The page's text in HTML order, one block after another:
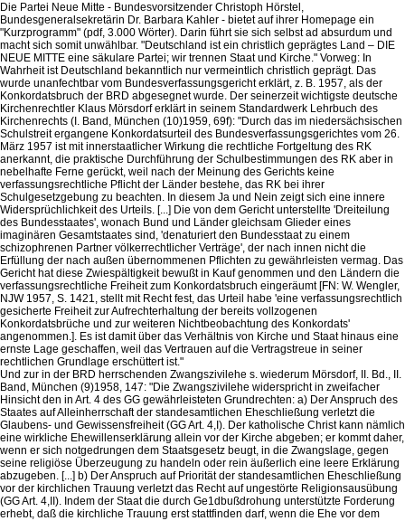
Die Partei Neue Mitte - Bundesvorsitzender Christoph Hörstel,
Bundesgeneralsekretärin Dr. Barbara Kahler - bietet auf ihrer Homepage ein
"Kurzprogramm" (pdf, 3.000 Wörter). Darin führt sie sich selbst ad absurdum und
macht sich somit unwählbar. "Deutschland ist ein christlich geprägtes Land – DIE
NEUE MITTE eine säkulare Partei; wir trennen Staat und Kirche." Vorweg: In
Wahrheit ist Deutschland bekanntlich nur vermeintlich christlich geprägt. Das
wurde unanfechtbar vom Bundesverfassungsgericht erklärt, z. B. 1957, als der
Konkordatsbruch der BRD abgesegnet wurde. Der seinerzeit wichtigste deutsche
Kirchenrechtler Klaus Mörsdorf erklärt in seinem Standardwerk Lehrbuch des
Kirchenrechts (I. Band, München (10)1959, 69f): "Durch das im niedersächsischen
Schulstreit ergangene Konkordatsurteil des Bundesverfassungsgerichtes vom 26.
März 1957 ist mit innerstaatlicher Wirkung die rechtliche Fortgeltung des RK
anerkannt, die praktische Durchführung der Schulbestimmungen des RK aber in
nebelhafte Ferne gerückt, weil nach der Meinung des Gerichts keine
verfassungsrechtliche Pflicht der Länder bestehe, das RK bei ihrer
Schulgesetzgebung zu beachten. In diesem Ja und Nein zeigt sich eine innere
Widersprüchlichkeit des Urteils. [...] Die von dem Gericht unterstellte 'Dreiteilung
des Bundesstaates', wonach Bund und Länder gleichsam Glieder eines
imaginären Gesamtstaates sind, 'denaturiert den Bundesstaat zu einem
schizophrenen Partner völkerrechtlicher Verträge', der nach innen nicht die
Erfüllung der nach außen übernommenen Pflichten zu gewährleisten vermag. Das
Gericht hat diese Zwiespältigkeit bewußt in Kauf genommen und den Ländern die
verfassungsrechtliche Freiheit zum Konkordatsbruch eingeräumt [FN: W. Wengler,
NJW 1957, S. 1421, stellt mit Recht fest, das Urteil habe 'eine verfassungsrechtlich
gesicherte Freiheit zur Aufrechterhaltung der bereits vollzogenen
Konkordatsbrüche und zur weiteren Nichtbeobachtung des Konkordats'
angenommen.]. Es ist damit über das Verhältnis von Kirche und Staat hinaus eine
ernste Lage geschaffen, weil das Vertrauen auf die Vertragstreue in seiner
rechtlichen Grundlage erschüttert ist."
Und zur in der BRD herrschenden Zwangszivilehe s. wiederum Mörsdorf, II. Bd., II.
Band, München (9)1958, 147: "Die Zwangszivilehe widerspricht in zweifacher
Hinsicht den in Art. 4 des GG gewährleisteten Grundrechten: a) Der Anspruch des
Staates auf Alleinherrschaft der standesamtlichen Eheschließung verletzt die
Glaubens- und Gewissensfreiheit (GG Art. 4,I). Der katholische Christ kann nämlich
eine wirkliche Ehewillenserklärung allein vor der Kirche abgeben; er kommt daher,
wenn er sich notgedrungen dem Staatsgesetz beugt, in die Zwangslage, gegen
seine religiöse Überzeugung zu handeln oder rein äußerlich eine leere Erklärung
abzugeben. [...] b) Der Anspruch auf Priorität der standesamtlichen Eheschließung
vor der kirchlichen Trauung verletzt das Recht auf ungestörte Religionsausübung
(GG Art. 4,II). Indem der Staat die durch Ge1dbußdrohung unterstützte Forderung
erhebt, daß die kirchliche Trauung erst stattfinden darf, wenn die Ehe vor dem